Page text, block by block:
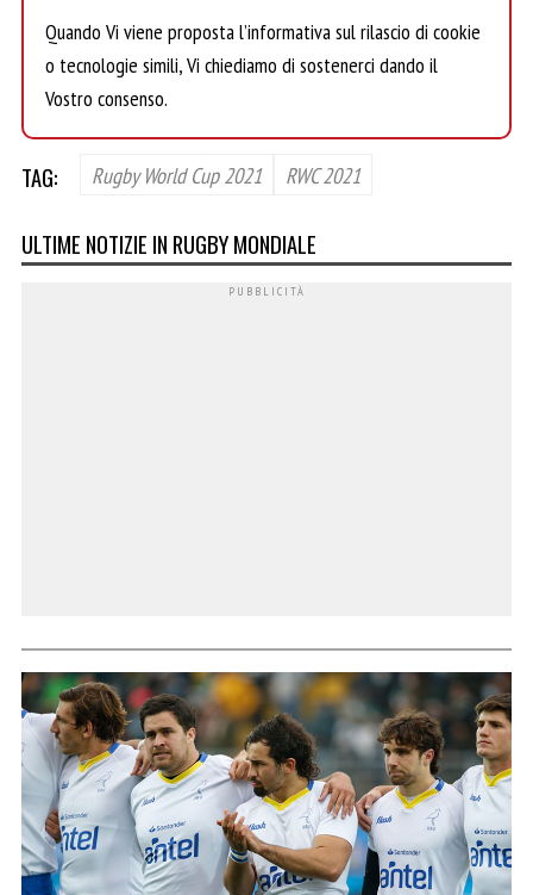
Quando Vi viene proposta l’informativa sul rilascio di cookie
o tecnologie simili, Vi chiediamo di sostenerci dando il
Vostro consenso.
TAG: Rugby World Cup 2021 RWC 2021
ULTIME NOTIZIE IN RUGBY MONDIALE